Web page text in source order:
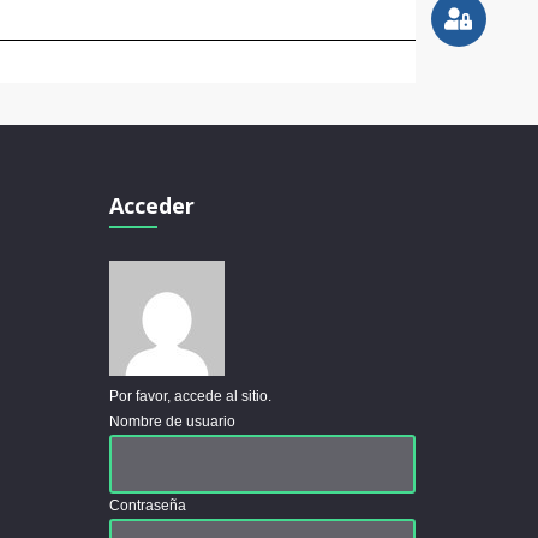
Acceder
Por favor, accede al sitio.
Nombre de usuario
Contraseña